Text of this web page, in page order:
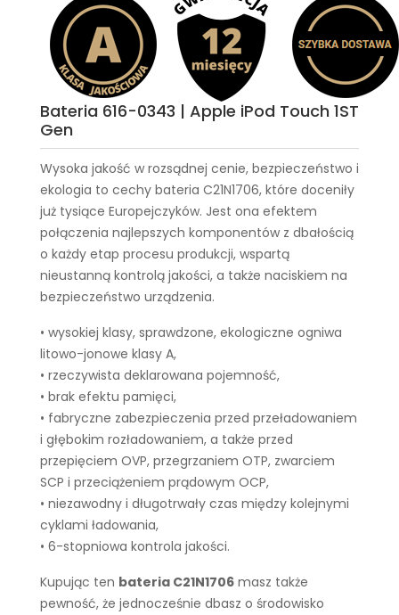
Bateria 616-0343 | Apple iPod Touch 1ST
Gen
Wysoka jakość w rozsądnej cenie, bezpieczeństwo i
ekologia to cechy bateria C21N1706, które doceniły
już tysiące Europejczyków. Jest ona efektem
połączenia najlepszych komponentów z dbałością
o każdy etap procesu produkcji, wspartą
nieustanną kontrolą jakości, a także naciskiem na
bezpieczeństwo urządzenia.
• wysokiej klasy, sprawdzone, ekologiczne ogniwa
litowo-jonowe klasy A,
• rzeczywista deklarowana pojemność,
• brak efektu pamięci,
• fabryczne zabezpieczenia przed przeładowaniem
i głębokim rozładowaniem, a także przed
przepięciem OVP, przegrzaniem OTP, zwarciem
SCP i przeciążeniem prądowym OCP,
• niezawodny i długotrwały czas między kolejnymi
cyklami ładowania,
• 6-stopniowa kontrola jakości.
Kupując ten bateria C21N1706 masz także
pewność, że jednocześnie dbasz o środowisko